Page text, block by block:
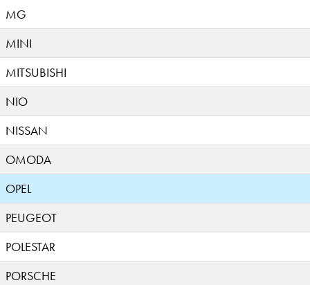
MG
MINI
MITSUBISHI
NIO
NISSAN
OMODA
OPEL
PEUGEOT
POLESTAR
PORSCHE